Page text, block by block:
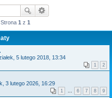
1 z 1
5 lutego 2018, 13:34
1 2
3 lutego 2026, 16:29
1 … 6 7 8 9